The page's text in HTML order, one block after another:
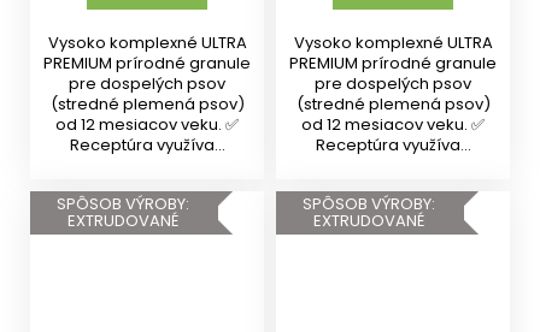
Vysoko komplexné ULTRA
PREMIUM prírodné granule
pre dospelých psov
(stredné plemená psov)
od 12 mesiacov veku. ✅
Receptúra využíva...
Vysoko komplexné ULTRA
PREMIUM prírodné granule
pre dospelých psov
(stredné plemená psov)
od 12 mesiacov veku. ✅
Receptúra využíva...
SPÔSOB VÝROBY:
EXTRUDOVANÉ
SPÔSOB VÝROBY:
EXTRUDOVANÉ